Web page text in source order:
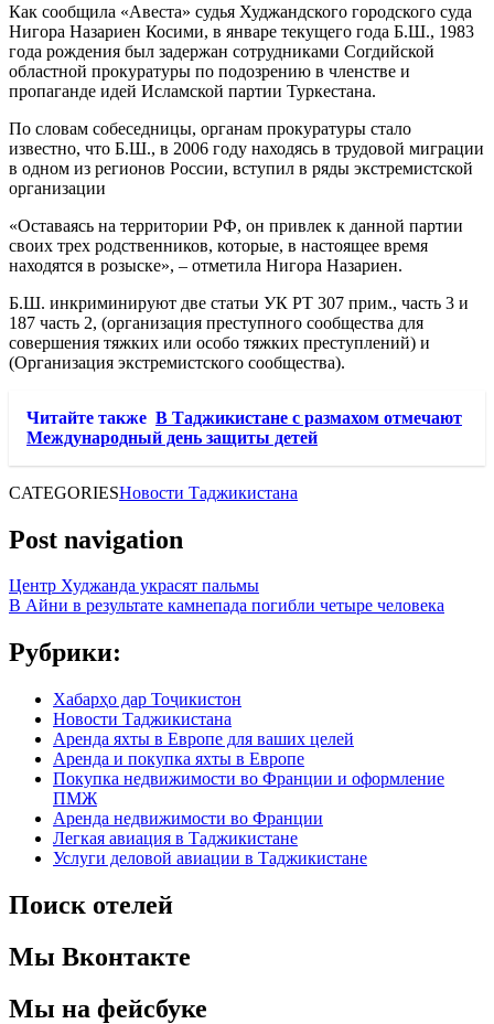
Как сообщила «Авеста» судья Худжандского городского суда
Нигора Назариен Косими, в январе текущего года Б.Ш., 1983
года рождения был задержан сотрудниками Согдийской
областной прокуратуры по подозрению в членстве и
пропаганде идей Исламской партии Туркестана.
По словам собеседницы, органам прокуратуры стало
известно, что Б.Ш., в 2006 году находясь в трудовой миграции
в одном из регионов России, вступил в ряды экстремистской
организации
«Оставаясь на территории РФ, он привлек к данной партии
своих трех родственников, которые, в настоящее время
находятся в розыске», – отметила Нигора Назариен.
Б.Ш. инкриминируют две статьи УК РТ 307 прим., часть 3 и
187 часть 2, (организация преступного сообщества для
совершения тяжких или особо тяжких преступлений) и
(Организация экстремистского сообщества).
Читайте также В Таджикистане с размахом отмечают
Международный день защиты детей
CATEGORIESНовости Таджикистана
Post navigation
Центр Худжанда украсят пальмы
В Айни в результате камнепада погибли четыре человека
Рубрики:
Хабарҳо дар Тоҷикистон
Новости Таджикистана
Аренда яхты в Европе для ваших целей
Аренда и покупка яхты в Европе
Покупка недвижимости во Франции и оформление
ПМЖ
Аренда недвижимости во Франции
Легкая авиация в Таджикистане
Услуги деловой авиации в Таджикистане
Поиск отелей
Мы Вконтакте
Мы на фейсбуке